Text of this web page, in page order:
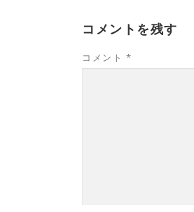
コメントを残す
コメント *